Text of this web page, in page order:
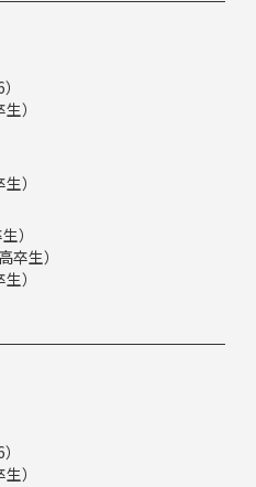
）
）
）
生）
）
）